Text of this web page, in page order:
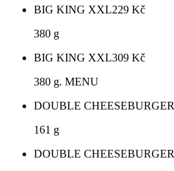
BIG KING XXL229 Kč
380 g
BIG KING XXL309 Kč
380 g. MENU
DOUBLE CHEESEBURGER
161 g
DOUBLE CHEESEBURGER